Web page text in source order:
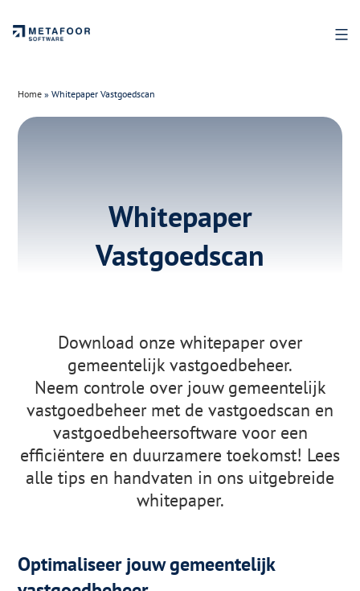
naar
Home »Whitepaper Vastgoedscan
Whitepaper
Vastgoedscan
Download onze whitepaper over
gemeentelijk vastgoedbeheer.
Neem controle over jouw gemeentelijk
vastgoedbeheer met de vastgoedscan en
vastgoedbeheersoftware voor een
efficiëntere en duurzamere toekomst! Lees
alle tips en handvaten in ons uitgebreide
whitepaper.
Optimaliseer jouw gemeentelijk